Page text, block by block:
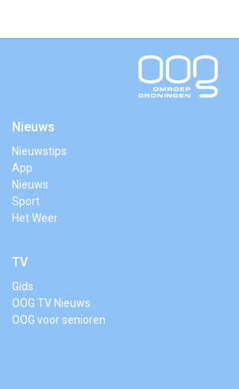
Nieuws
Nieuwstips
App
Nieuws
Sport
Het Weer
TV
Gids
OOG TV Nieuws
OOG voor senioren